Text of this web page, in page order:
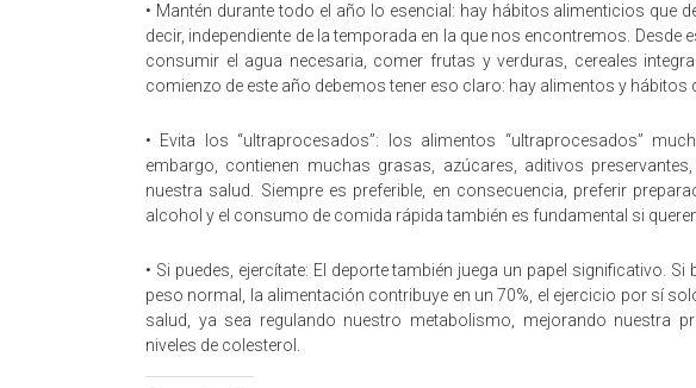
• Mantén durante todo el año lo esencial: hay hábitos alimenticios que
decir, independiente de la temporada en la que nos encontremos. Desde
consumir el agua necesaria, comer frutas y verduras, cereales
comienzo de este año debemos tener eso claro: hay alimentos y hábitos
• Evita los “ultraprocesados”: los alimentos “ultraprocesados”
embargo, contienen muchas grasas, azúcares, aditivos
nuestra salud. Siempre es preferible, en consecuencia, preferir
alcohol y el consumo de comida rápida también es fundamental si
• Si puedes, ejercítate: El deporte también juega un papel significativo.
peso normal, la alimentación contribuye en un 70%, el ejercicio por sí
salud, ya sea regulando nuestro metabolismo, mejorando nuestra
niveles de colesterol.